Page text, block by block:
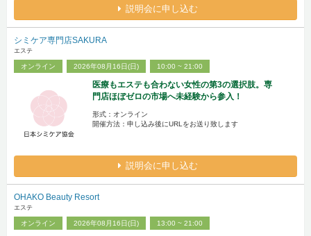
説明会に申し込む
シミケア専門店SAKURA
エステ
オンライン 2026年08月16日(日) 10:00 ~ 21:00
医療もエステも合わない女性の第3の選択肢。専
門店ほぼゼロの市場へ未経験から参入！
形式：オンライン
開催方法：申し込み後にURLをお送り致します
説明会に申し込む
OHAKO Beauty Resort
エステ
オンライン 2026年08月16日(日) 13:00 ~ 21:00